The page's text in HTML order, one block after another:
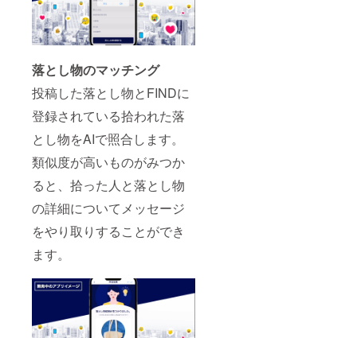
落とし物のマッチング
投稿した落とし物とFINDに
登録されている拾われた落
とし物をAIで照合します。
類似度が高いものがみつか
ると、拾った人と落とし物
の詳細についてメッセージ
をやり取りすることができ
ます。